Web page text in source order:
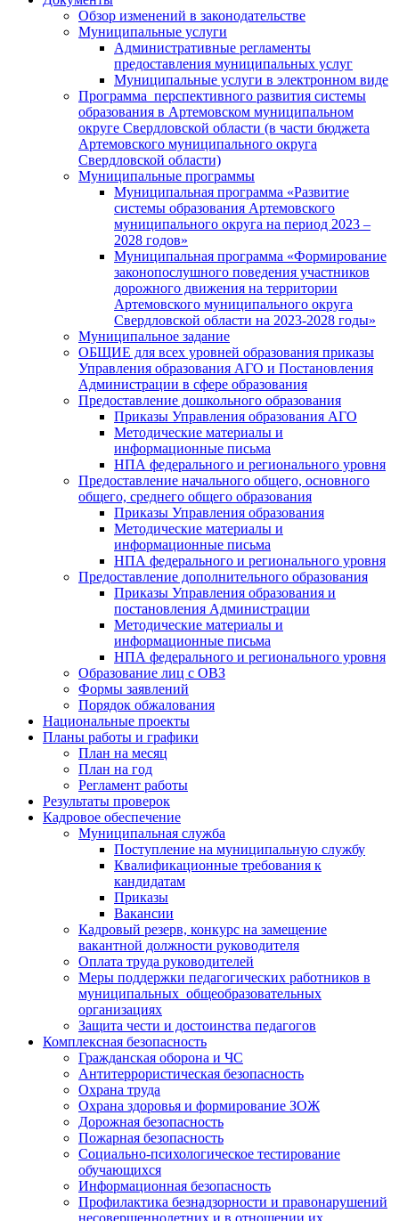
Обзор изменений в законодательстве
Муниципальные услуги
Административные регламенты
предоставления муниципальных услуг
Муниципальные услуги в электронном виде
Программа перспективного развития системы
образования в Артемовском муниципальном
округе Свердловской области (в части бюджета
Артемовского муниципального округа
Свердловской области)
Муниципальные программы
Муниципальная программа «Развитие
системы образования Артемовского
муниципального округа на период 2023 –
2028 годов»
Муниципальная программа «Формирование
законопослушного поведения участников
дорожного движения на территории
Артемовского муниципального округа
Свердловской области на 2023-2028 годы»
Муниципальное задание
ОБЩИЕ для всех уровней образования приказы
Управления образования АГО и Постановления
Администрации в сфере образования
Предоставление дошкольного образования
Приказы Управления образования АГО
Методические материалы и
информационные письма
НПА федерального и регионального уровня
Предоставление начального общего, основного
общего, среднего общего образования
Приказы Управления образования
Методические материалы и
информационные письма
НПА федерального и регионального уровня
Предоставление дополнительного образования
Приказы Управления образования и
постановления Администрации
Методические материалы и
информационные письма
НПА федерального и регионального уровня
Образование лиц с ОВЗ
Формы заявлений
Порядок обжалования
Национальные проекты
Планы работы и графики
План на месяц
План на год
Регламент работы
Результаты проверок
Кадровое обеспечение
Муниципальная служба
Поступление на муниципальную службу
Квалификационные требования к
кандидатам
Приказы
Вакансии
Кадровый резерв, конкурс на замещение
вакантной должности руководителя
Оплата труда руководителей
Меры поддержки педагогических работников в
муниципальных общеобразовательных
организациях
Защита чести и достоинства педагогов
Комплексная безопасность
Гражданская оборона и ЧС
Антитеррористическая безопасность
Охрана труда
Охрана здоровья и формирование ЗОЖ
Дорожная безопасность
Пожарная безопасность
Социально-психологическое тестирование
обучающихся
Информационная безопасность
Профилактика безнадзорности и правонарушений